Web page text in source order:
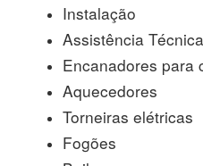
Instalação
Assistência Técnica
Encanadores para
Aquecedores
Torneiras elétricas
Fogões